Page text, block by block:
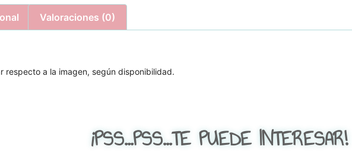
Valoraciones (0)
respecto a la imagen, según disponibilidad.
¡PSS...PSS...TE PUEDE INTERESAR!